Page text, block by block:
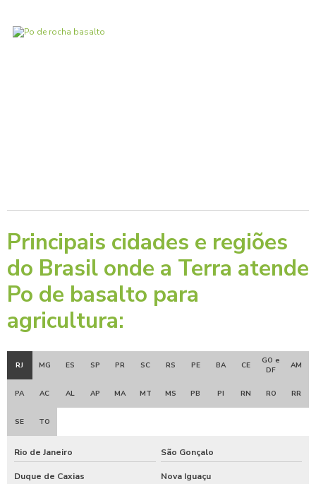
Principais cidades e regiões
do Brasil onde a Terra atende
Po de basalto para
agricultura:
RJ MG ES SP PR SC RS PE BA CE
GO e
DF
AM
PA AC AL AP MA MT MS PB PI RN RO RR
SE TO
Rio de Janeiro São Gonçalo
Duque de Caxias Nova Iguaçu